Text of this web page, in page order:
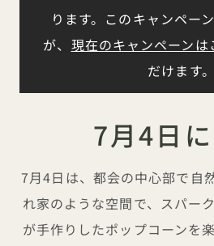
ります。このキャンペー
が、 現在のキャンペーンは
だけます。
7月4日
7月4日は、都会の中心部で自
れ家のような空間で、スパー
が手作りしたポップコーンを